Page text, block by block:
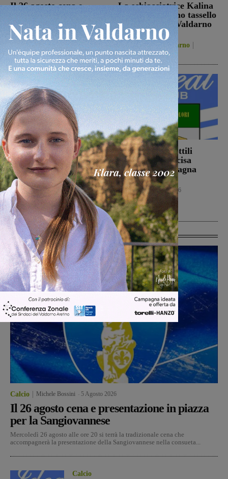
Il 26 agosto cena e
per la Sangiovannese
Calcio 5 Agosto 2026
La schiacciatrice Kalina
Pylinska l’ultimo tassello
della Passione Valdarno
Volley
Figline Incisa Valdarno
5 Agosto 2026
Ennesimo atto di
violenza contro gli
animali: a Montalto
gatto colpito da pallini.
Enpa: “Atto
ingiustificabile”
Cronaca 5 Agosto 2026
Con Stefano Sottili
l’Ideal Club Incisa
chiude la campagna
acquisti
Calcio 5 Agosto 2026
Ultime Calcio
Calcio Michele Bossini 5 Agosto 2026
Il 26 agosto cena e presentazione in piazza
per la Sangiovannese
Mercoledì 26 agosto alle ore 20 si terrà la tradizionale cena che
accompagnerà la presentazione della Sangiovannese nella consueta...
Calcio